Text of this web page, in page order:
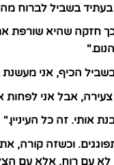
בשביל לברוח
חזקה שהיא שורפת
הכיף, אני מעשנת
צעירה, אבל אני
אותי. זה כל העיניין."
וכשזה קורה,
לא עם רוח, אלא עם